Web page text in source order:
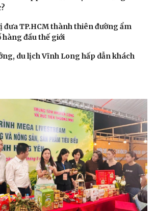
đưa TP.HCM thành thiên đường ẩm
đầu thế giới
du lịch Vĩnh Long hấp dẫn khách